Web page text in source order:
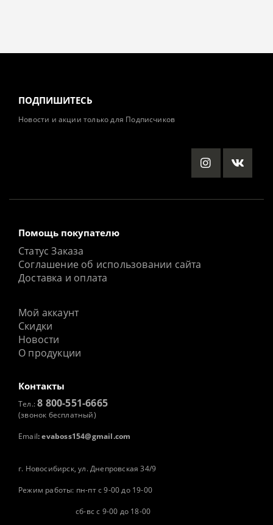
ПОДПИШИТЕСЬ
Новости и акции только для Подписчиков
Помощь покупателю
Статус Заказа
Соглашение об использовании сайта
Доставка и оплата
Мой аккаунт
Скидки
Новости
О продукции
Контакты
Тел.:8 800-551-6665
(звонок бесплатный)
Email: evaboss154@gmail.com
г. Новосибирск, ул. Днепровская 34/9
Режим работы: пн-пт с 9-00 до 19-00
сб-вс с 9-00 до 18-00